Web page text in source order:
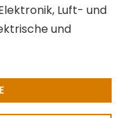
Luft- und
und